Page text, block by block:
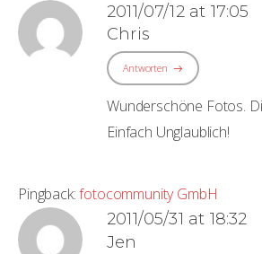
2011/07/12 at 17:05
Chris
Antworten
Wunderschöne Fotos.
Einfach Unglaublich!
Pingback:fotocommunity GmbH
2011/05/31 at 18:32
Jen